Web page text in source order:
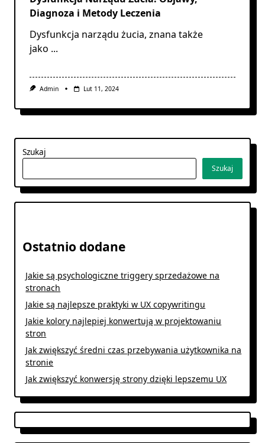
Diagnoza i Metody Leczenia
Dysfunkcja narządu żucia, znana także
jako ...
Admin Lut 11, 2024
Szukaj
Szukaj
Ostatnio dodane
Jakie są psychologiczne triggery sprzedażowe na
stronach
Jakie są najlepsze praktyki w UX copywritingu
Jakie kolory najlepiej konwertują w projektowaniu
stron
Jak zwiększyć średni czas przebywania użytkownika na
stronie
Jak zwiększyć konwersję strony dzięki lepszemu UX